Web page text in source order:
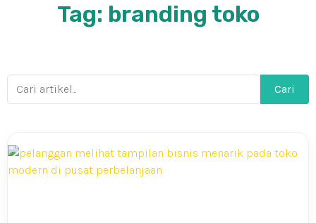
Tag: branding toko
Cari